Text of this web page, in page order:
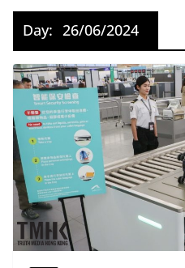
Day: 26/06/2024